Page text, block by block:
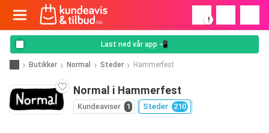
!
Last ned vår app 📲
Butikker Normal Steder Hammerfest
Normal i Hammerfest
Kundeaviser 1 Steder 210